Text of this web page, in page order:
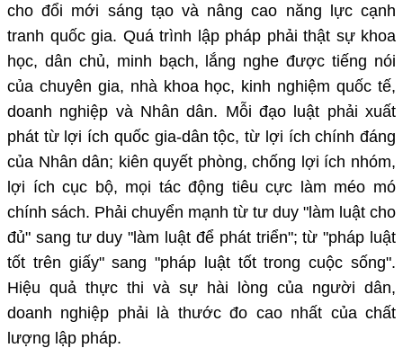
cho đổi mới sáng tạo và nâng cao năng lực cạnh
tranh quốc gia. Quá trình lập pháp phải thật sự khoa
học, dân chủ, minh bạch, lắng nghe được tiếng nói
của chuyên gia, nhà khoa học, kinh nghiệm quốc tế,
doanh nghiệp và Nhân dân. Mỗi đạo luật phải xuất
phát từ lợi ích quốc gia-dân tộc, từ lợi ích chính đáng
của Nhân dân; kiên quyết phòng, chống lợi ích nhóm,
lợi ích cục bộ, mọi tác động tiêu cực làm méo mó
chính sách. Phải chuyển mạnh từ tư duy "làm luật cho
đủ" sang tư duy "làm luật để phát triển"; từ "pháp luật
tốt trên giấy" sang "pháp luật tốt trong cuộc sống".
Hiệu quả thực thi và sự hài lòng của người dân,
doanh nghiệp phải là thước đo cao nhất của chất
lượng lập pháp.